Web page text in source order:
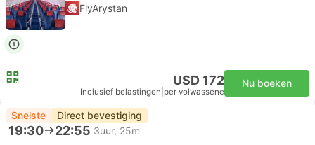
FlyArystan
USD 172
Inclusief belastingen per volwassene
Nu boeken
Snelste Direct bevestiging
19:30 22:55 3uur, 25m